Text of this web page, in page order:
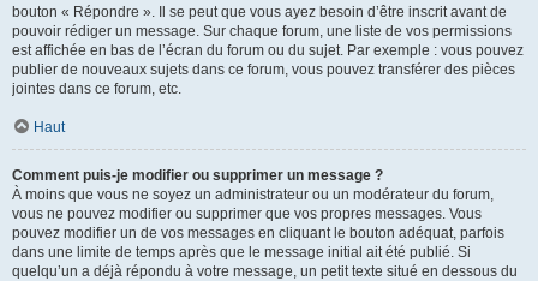
bouton « Répondre ». Il se peut que vous ayez besoin d’être inscrit avant de
pouvoir rédiger un message. Sur chaque forum, une liste de vos permissions
est affichée en bas de l’écran du forum ou du sujet. Par exemple : vous pouvez
publier de nouveaux sujets dans ce forum, vous pouvez transférer des pièces
jointes dans ce forum, etc.
Haut
Comment puis-je modifier ou supprimer un message ?
À moins que vous ne soyez un administrateur ou un modérateur du forum,
vous ne pouvez modifier ou supprimer que vos propres messages. Vous
pouvez modifier un de vos messages en cliquant le bouton adéquat, parfois
dans une limite de temps après que le message initial ait été publié. Si
quelqu’un a déjà répondu à votre message, un petit texte situé en dessous du